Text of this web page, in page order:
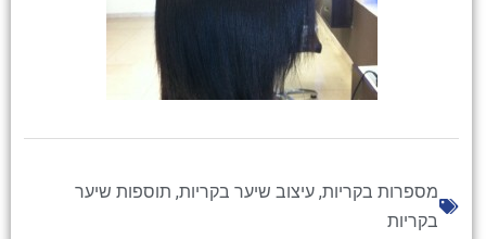
מספרות בקריות, עיצוב שיער בקריות, תוספות שיער
בקריות